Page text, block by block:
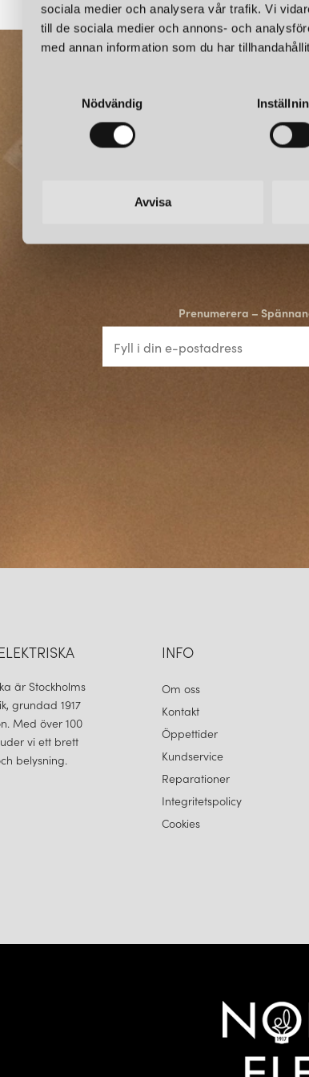
sociala medier och analysera vår trafik. Vi
till de sociala medier och annons- och
med annan information som du har
s
Nödvändig
Avvisa
Prenumerera –
är Stockholms
grundad 1917
Med över 100
vi ett brett
belysning.
INFO
Om oss
Kontakt
Öppettider
Kundservice
Reparationer
Integritetspolicy
Cookies